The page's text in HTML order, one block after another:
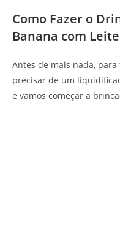
Como Fazer o
Banana com
Antes de mais nada,
precisar de um
e vamos começar a